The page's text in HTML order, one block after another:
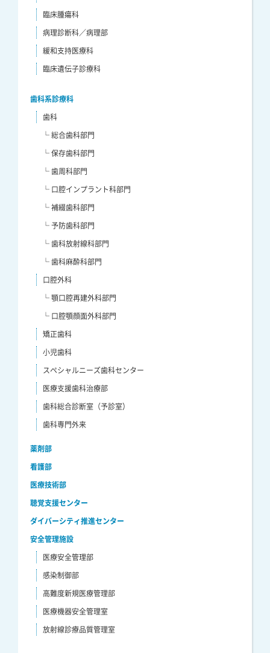
臨床腫瘍科
病理診断科／病理部
緩和支持医療科
臨床遺伝子診療科
歯科系診療科
歯科
└ 総合歯科部門
└ 保存歯科部門
└ 歯周科部門
└ 口腔インプラント科部門
└ 補綴歯科部門
└ 予防歯科部門
└ 歯科放射線科部門
└ 歯科麻酔科部門
口腔外科
└ 顎口腔再建外科部門
└ 口腔顎顔面外科部門
矯正歯科
小児歯科
スペシャルニーズ歯科センター
医療支援歯科治療部
歯科総合診断室（予診室）
歯科専門外来
薬剤部
看護部
医療技術部
聴覚支援センター
ダイバーシティ推進センター
安全管理施設
医療安全管理部
感染制御部
高難度新規医療管理部
医療機器安全管理室
放射線診療品質管理室